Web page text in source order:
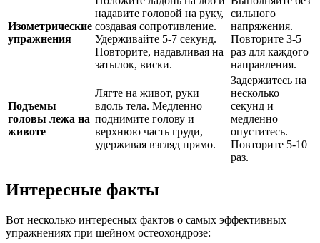
Изометрические
упражнения
надавите головой на руку,
создавая сопротивление.
Удерживайте 5-7 секунд.
Повторите, надавливая на
затылок, виски.
сильного
напряжения.
Повторите 3-5
раз для каждого
направления.
Подъемы
головы лежа на
животе
Лягте на живот, руки
вдоль тела. Медленно
поднимите голову и
верхнюю часть груди,
удерживая взгляд прямо.
Задержитесь на
несколько
секунд и
медленно
опуститесь.
Повторите 5-10
раз.
Интересные факты
Вот несколько интересных фактов о самых эффективных
упражнениях при шейном остеохондрозе: